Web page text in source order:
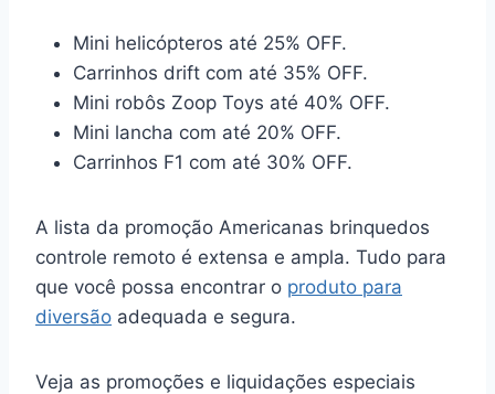
Mini helicópteros até 25% OFF.
Carrinhos drift com até 35% OFF.
Mini robôs Zoop Toys até 40% OFF.
Mini lancha com até 20% OFF.
Carrinhos F1 com até 30% OFF.
A lista da promoção Americanas brinquedos
controle remoto é extensa e ampla. Tudo para
que você possa encontrar o produto para
diversão adequada e segura.
Veja as promoções e liquidações especiais